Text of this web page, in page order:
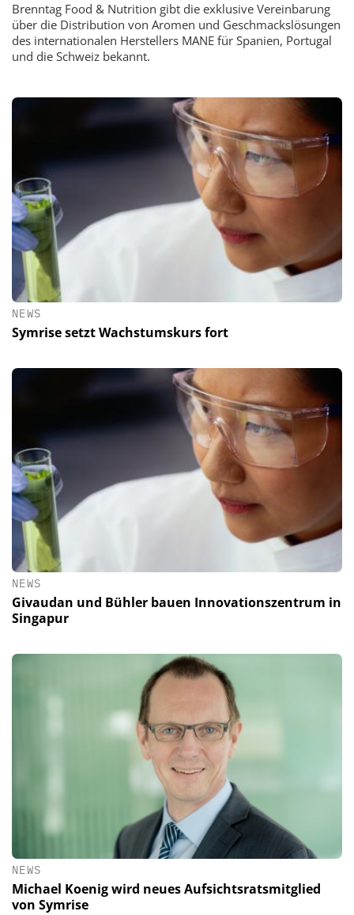
Brenntag Food & Nutrition gibt die exklusive Vereinbarung
über die Distribution von Aromen und Geschmackslösungen
des internationalen Herstellers MANE für Spanien, Portugal
und die Schweiz bekannt.
NEWS
Symrise setzt Wachstumskurs fort
NEWS
Givaudan und Bühler bauen Innovationszentrum in
Singapur
NEWS
Michael Koenig wird neues Aufsichtsratsmitglied
von Symrise